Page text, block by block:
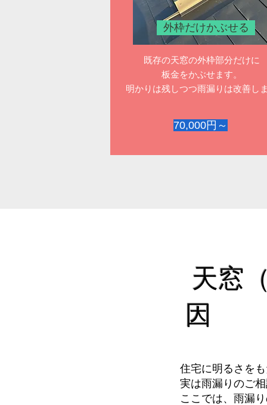
外枠だけかぶせる
既存の天窓の外枠部分だけに
板金をかぶせます。
明かりは残しつつ雨漏りは改善し
70,000円～
天窓
因
住宅に明るさを
実は雨漏りのご
ここでは、雨漏